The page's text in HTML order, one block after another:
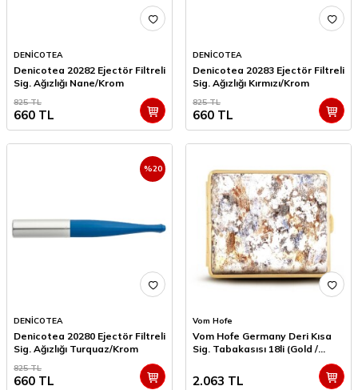
DENİCOTEA
Denicotea 20282 Ejectör Filtreli
Sig. Ağızlığı Nane/Krom
825TL
660 TL
DENİCOTEA
Denicotea 20283 Ejectör Filtreli
Sig. Ağızlığı Kırmızı/Krom
825TL
660 TL
%20
DENİCOTEA
Denicotea 20280 Ejectör Filtreli
Sig. Ağızlığı Turquaz/Krom
825TL
660 TL
Vom Hofe
Vom Hofe Germany Deri Kısa
Sig. Tabakasısı 18li (Gold /
2.063 TL